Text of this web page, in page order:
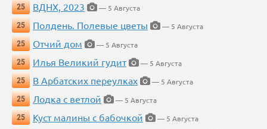
25 ВДНХ, 2023
— 5 Августа
25
Полдень. Полевые цветы
— 5 Августа
25
Отчий дом
— 5 Августа
25
Илья Великий гудит
— 5 Августа
25
В Арбатских переулках
— 5 Августа
25
Лодка с ветлой
— 5 Августа
25
Куст малины с бабочкой
— 5 Августа